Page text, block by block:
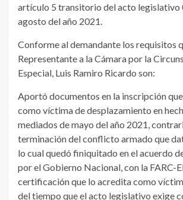
artículo 5 transitorio del acto legislativo
agosto del año 2021.
Conforme al demandante los requisitos
Representante a la Cámara por la
Especial, Luis Ramiro Ricardo son:
Aportó documentos en la inscripción
como víctima de desplazamiento en
mediados de mayo del año 2021,
terminación del conflicto armado que
lo cual quedó finiquitado en el acuerdo
por el Gobierno Nacional, con la FARC-
certificación que lo acredita como
del tiempo que el acto legislativo exige